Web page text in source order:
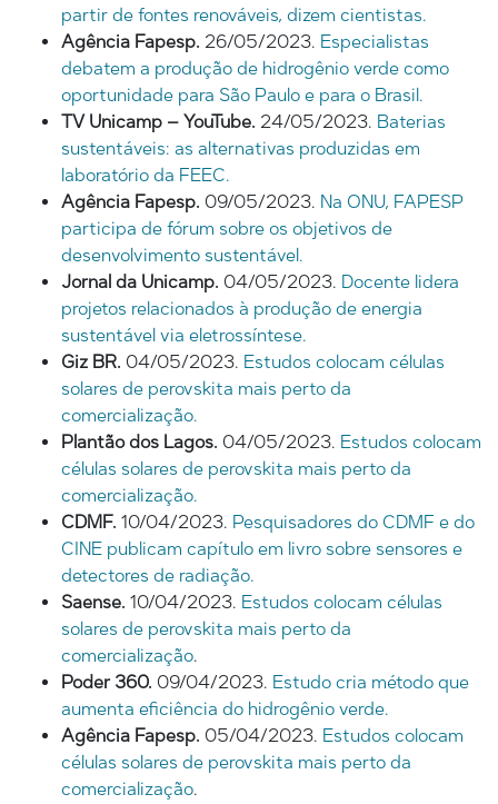
partir de fontes renováveis, dizem cientistas.
Agência Fapesp. 26/05/2023. Especialistas
debatem a produção de hidrogênio verde como
oportunidade para São Paulo e para o Brasil.
TV Unicamp – YouTube. 24/05/2023. Baterias
sustentáveis: as alternativas produzidas em
laboratório da FEEC.
Agência Fapesp. 09/05/2023. Na ONU, FAPESP
participa de fórum sobre os objetivos de
desenvolvimento sustentável.
Jornal da Unicamp. 04/05/2023. Docente lidera
projetos relacionados à produção de energia
sustentável via eletrossíntese.
Giz BR. 04/05/2023. Estudos colocam células
solares de perovskita mais perto da
comercialização.
Plantão dos Lagos. 04/05/2023. Estudos colocam
células solares de perovskita mais perto da
comercialização.
CDMF. 10/04/2023. Pesquisadores do CDMF e do
CINE publicam capítulo em livro sobre sensores e
detectores de radiação.
Saense. 10/04/2023. Estudos colocam células
solares de perovskita mais perto da
comercialização.
Poder 360. 09/04/2023. Estudo cria método que
aumenta eficiência do hidrogênio verde.
Agência Fapesp. 05/04/2023. Estudos colocam
células solares de perovskita mais perto da
comercialização.